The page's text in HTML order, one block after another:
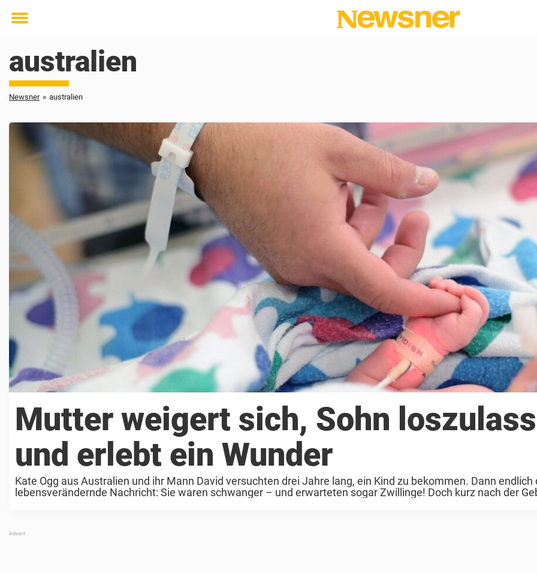
Toggle
australien
Newsner » australien
Mutter weigert sich, Sohn
und erlebt ein Wunder
Kate Ogg aus Australien und ihr Mann David versuchten drei Jahre lang, ein Kind zu bekommen. Dann endlich
lebensverändernde Nachricht: Sie waren schwanger – und erwarteten sogar Zwillinge! Doch kurz nach der